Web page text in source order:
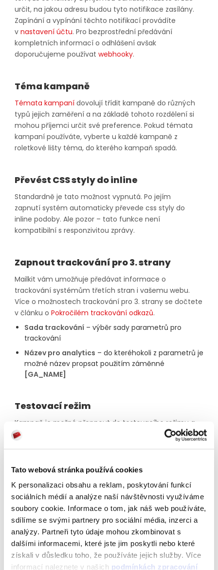
Tato webová stránka používá cookies
K personalizaci obsahu a reklam, poskytování funkcí
sociálních médií a analýze naší návštěvnosti využíváme
soubory cookie. Informace o tom, jak náš web používáte,
sdílíme se svými partnery pro sociální média, inzerci a
analýzy. Partneři tyto údaje mohou zkombinovat s
dalšími informacemi, které jste jim poskytli nebo které
získali v důsledku toho, že používáte jejich služby. Více
informací naleznete v našich podmínkách zpracování
určit, na jakou adresu budou tyto notifikace zasílány.
Zapínání a vypínání těchto notifikací provádíte
v nastavení účtu. Pro bezprostřední předávání
kompletních informací o odhlášení avšak
doporučujeme používat webhooky.
Téma kampaně
Témata kampaní dovolují třídit kampaně do různých
typů jejich zaměření a na základě tohoto rozdělení si
mohou příjemci určit své preference. Pokud témata
kampaní používáte, vyberte u každé kampaně z
roletkové lišty téma, do kterého kampaň spadá.
Převést CSS styly do inline
Standardně je tato možnost vypnutá. Po jejím
zapnutí systém automaticky převede css styly do
inline podoby. Ale pozor – tato funkce není
kompatibilní s responzivitou zprávy.
Zapnout trackování pro 3. strany
Mailkit vám umožňuje předávat informace o
trackování systémům třetích stran i vašemu webu.
Více o možnostech trackování pro 3. strany se dočtete
v článku o Pokročilém trackování odkazů.
Sada trackování – výběr sady parametrů pro
trackování
Název pro analytics – do kteréhokoli z parametrů je
možné název propsat použitím záměnné
[GA_NAME]
Testovací režim
Kampaň je možné přepnout do testovacího režimu a
vyplnit e-mailovou adresu,
kam mají být všechny e-
příjemcům, odejdou pouze na uvedenou testovací
bývaly odešly příjemcům. Tzn., že pokud bude ke
kampani přiřazeno 100 příjemců a kampaň bude
odeslána s aktivním testovacím režimem, odejde
všech 100 zpráv na jednu uvedenou testovací adresu!
Tato funkce je nejčastěji používána při
testováníremarketingovýchatransakčníchkampaní.